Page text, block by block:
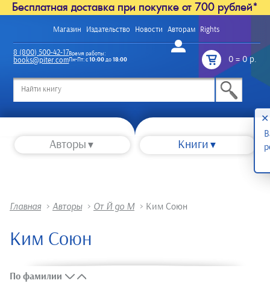
Бесплатная доставка при покупке от 700 рублей*
Магазин Издательство Новости Авторам Rights
Войти
0=0 р.
8 (800) 500-42-17
books@piter.com
Время работы:
Пн-Пт: с10:00до18:00
Авторы Книги
Главная > Авторы > От Й до М > Ким Союн
Ким Союн
По фамилии
✕